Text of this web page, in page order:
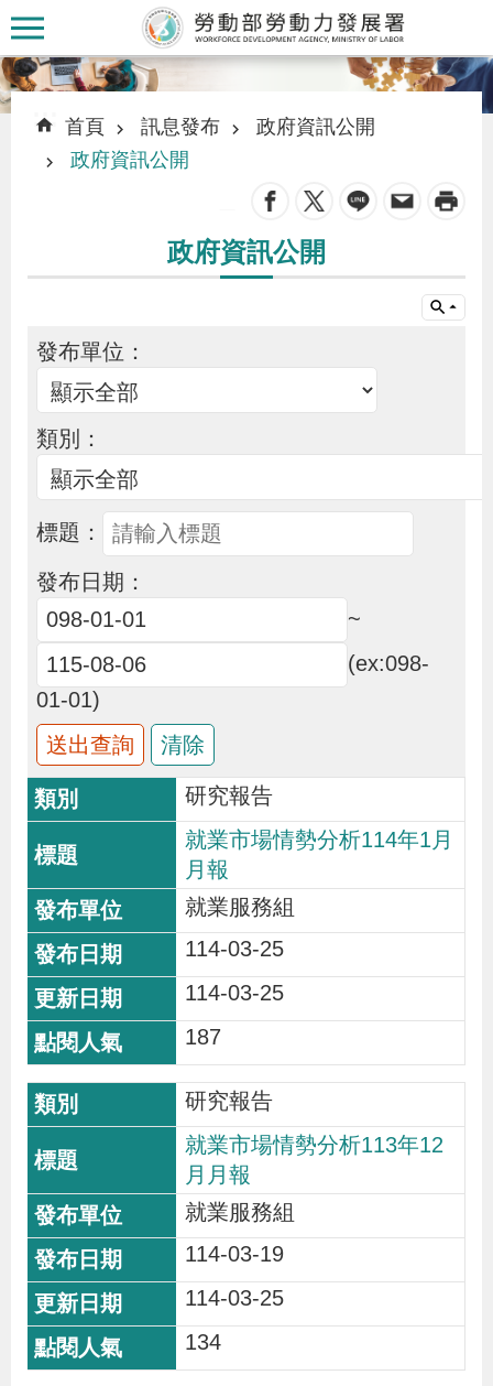
跳到主要內容區塊
訊
息
布
為
民
服
務
專
區
線
上
申
辦
宣
導
專
區
相
關
連
結
:::
::: 首頁 訊息發布
政府資訊公開
政府資訊公開
政府資訊公開
發布單位：
類別：
標題：
發布日期：
~
(ex:098-
01-01)
研究報告
就業市場情勢分析114年1月
月報
就業服務組
114-03-25
114-03-25
187
研究報告
就業市場情勢分析113年12
月月報
就業服務組
114-03-19
114-03-25
134